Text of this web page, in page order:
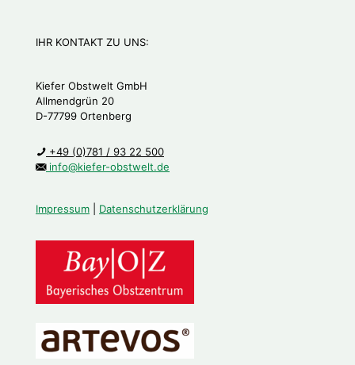
IHR KONTAKT ZU UNS:
Kiefer Obstwelt GmbH
Allmendgrün 20
D-77799 Ortenberg
+49 (0)781 / 93 22 500
info@kiefer-obstwelt.de
Impressum Datenschutzerklärung